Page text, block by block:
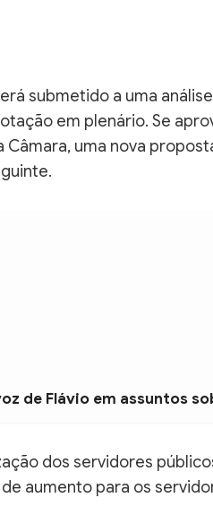
submetido a uma
em plenário. Se
uma nova
de Flávio em assuntos
dos servidores
de aumento para os